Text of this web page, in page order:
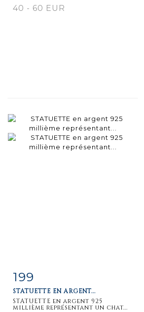
40 - 60 EUR
Fiche
détaillée
199
STATUETTE EN ARGENT...
STATUETTE en argent 925
millième représentant un chat...